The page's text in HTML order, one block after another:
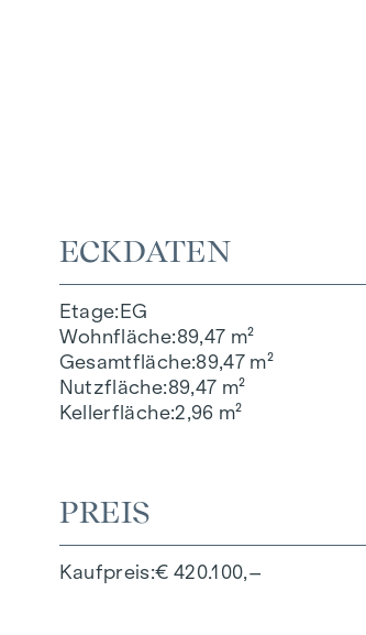
ECKDATEN
Etage EG
Wohnfläche 89,47 m²
Gesamtfläche 89,47 m²
Nutzfläche 89,47 m²
Kellerfläche 2,96 m²
PREIS
Kaufpreis € 420.100,–